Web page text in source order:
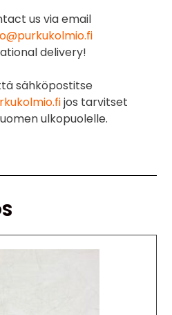
us via email
delivery!
sähköpostitse
jos tarvitset
ulkopuolelle.